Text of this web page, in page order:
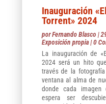
Inauguración
Torrent» 2024
porFernando Blasco|
Exposición propia| 0
La inauguración de
2024 será un hito
través de la
ventana al alma de
donde cada imagen
espera ser